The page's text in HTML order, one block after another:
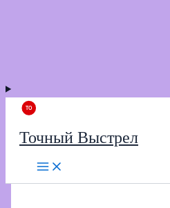
Точный Выстрел